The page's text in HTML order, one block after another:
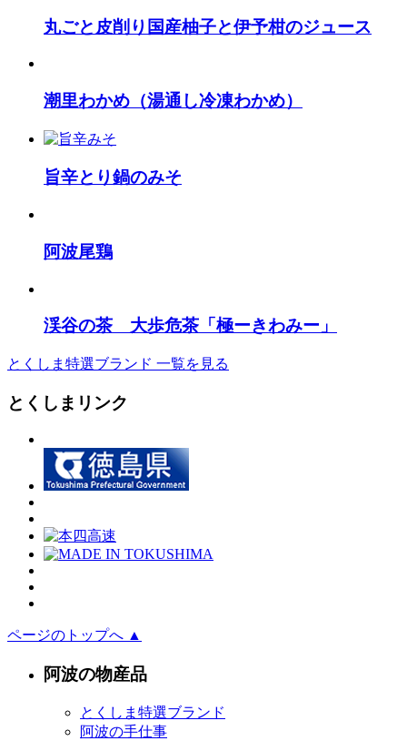
丸ごと皮削り国産柚子と伊予柑のジュース
潮里わかめ（湯通し冷凍わかめ）
旨辛とり鍋のみそ
阿波尾鶏
渓谷の茶 大歩危茶「極ーきわみー」
とくしま特選ブランド 一覧を見る
とくしまリンク
ページのトップへ ▲
阿波の物産品
とくしま特選ブランド
阿波の手仕事